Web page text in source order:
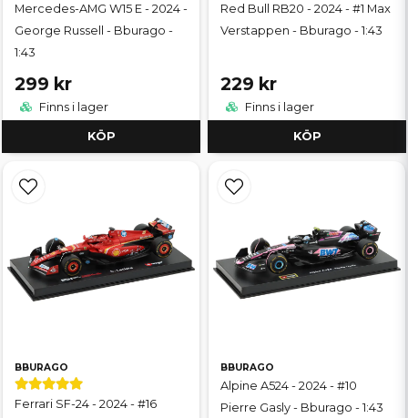
Mercedes-AMG W15 E - 2024 -
George Russell - Bburago -
1:43
299 kr
Finns i lager
KÖP
Red Bull RB20 - 2024 - #1 Max
Verstappen - Bburago - 1:43
229 kr
Finns i lager
KÖP
BBURAGO
Ferrari SF-24 - 2024 - #16
BBURAGO
Alpine A524 - 2024 - #10
Pierre Gasly - Bburago - 1:43